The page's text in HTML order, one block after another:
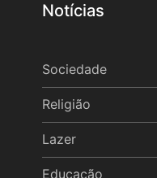
Notícias
Sociedade
Religião
Lazer
Educação